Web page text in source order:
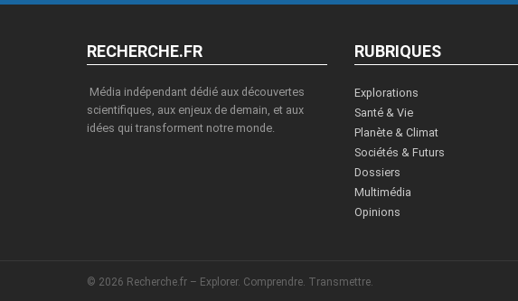
RECHERCHE.FR
Média indépendant dédié aux découvertes
scientifiques, aux enjeux de demain, et aux
idées qui transforment notre monde.
RUBRIQUES
Explorations
Santé & Vie
Planète & Climat
Sociétés & Futurs
Dossiers
Multimédia
Opinions
© 2026 Recherche.fr – Explorer. Comprendre. Transmettre.